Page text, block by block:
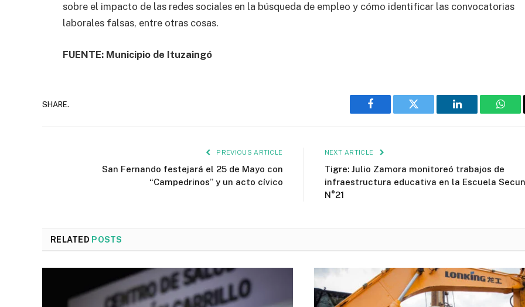
sobre el impacto de las redes sociales en la búsqueda de empleo y cómo identificar las convocatorias
laborales falsas, entre otras cosas.
FUENTE: Municipio de Ituzaingó
SHARE.
Facebook Twitter LinkedIn
PREVIOUS ARTICLE
San Fernando festejará el 25 de Mayo con
“Campedrinos” y un acto cívico
NEXT ARTICLE
Tigre: Julio Zamora monitoreó trabajos de
infraestructura educativa en la Escuela
N°21
RELATED POSTS